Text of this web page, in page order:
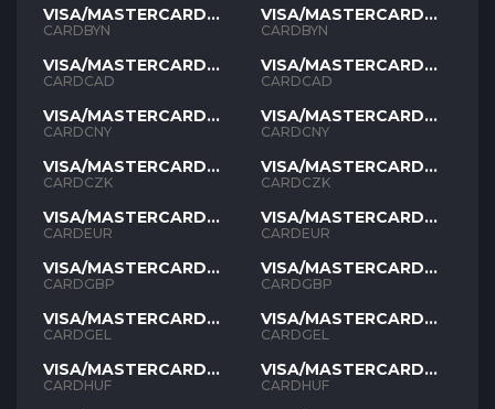
VISA/MASTERCARD
BYN
CARDBYN
VISA/MASTERCARD
CAD
CARDCAD
VISA/MASTERCARD
CNY
CARDCNY
VISA/MASTERCARD
CZK
CARDCZK
VISA/MASTERCARD
EUR
CARDEUR
VISA/MASTERCARD
GBP
CARDGBP
VISA/MASTERCARD
GEL
CARDGEL
VISA/MASTERCARD
HUF
CARDHUF
VISA/MASTERCARD
BYN
CARDBYN
VISA/MASTERCARD
CAD
CARDCAD
VISA/MASTERCARD
CNY
CARDCNY
VISA/MASTERCARD
CZK
CARDCZK
VISA/MASTERCARD
EUR
CARDEUR
VISA/MASTERCARD
GBP
CARDGBP
VISA/MASTERCARD
GEL
CARDGEL
VISA/MASTERCARD
HUF
CARDHUF